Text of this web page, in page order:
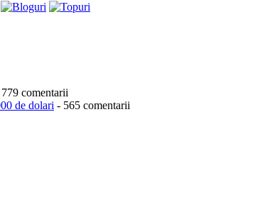
comentarii
de dolari - 565 comentarii